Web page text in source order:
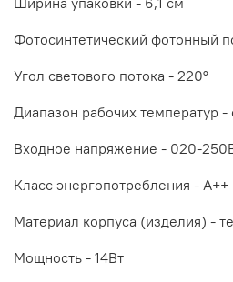
Фотосинтетический фотонный
Угол светового потока - 220°
Диапазон рабочих температур -
Входное напряжение - 020-250
Класс энергопотребления - A++
Материал корпуса (изделия) -
Мощность - 14Вт